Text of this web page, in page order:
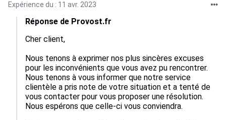
Expérience du : 11 avr. 2023
Réponse de Provost.fr
Cher client,
Nous tenons à exprimer nos plus sincères excuses
pour les inconvénients que vous avez pu rencontrer.
Nous tenons à vous informer que notre service
clientèle a pris note de votre situation et a tenté de
vous contacter pour vous proposer une résolution.
Nous espérons que celle-ci vous conviendra.